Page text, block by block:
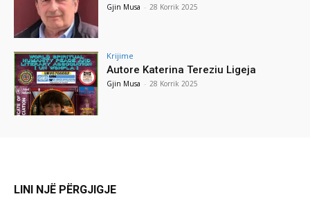
Gjin Musa - 28 Korrik 2025
Krijime
Autore Katerina Tereziu Ligeja
Gjin Musa - 28 Korrik 2025
LINI NJË PËRGJIGJE